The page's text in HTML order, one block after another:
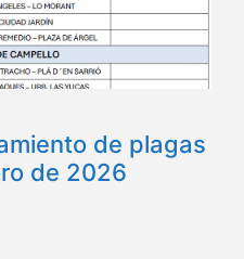
de plagas
de 2026